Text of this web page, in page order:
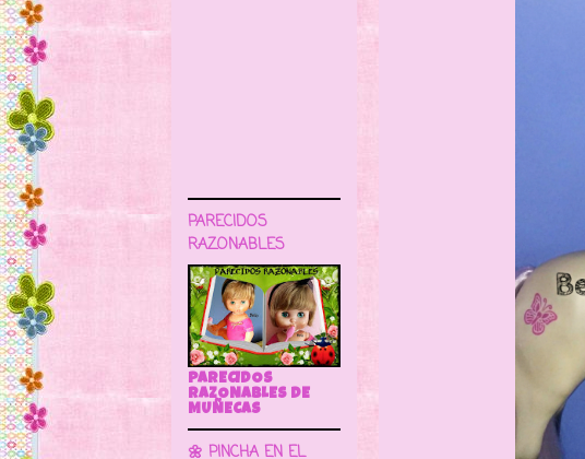
PARECIDOS
RAZONABLES
PARECIDOS
RAZONABLES DE
MUÑECAS
🌼 PINCHA EN EL